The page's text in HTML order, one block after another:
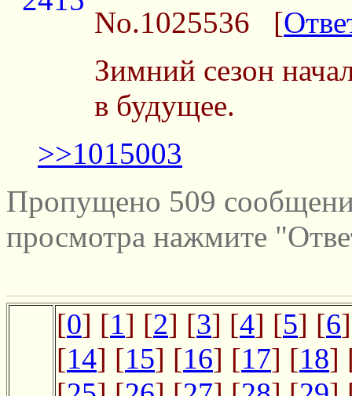
No.1025536 [
Зимний сезон
в будущее.
>>1015003
Пропущено 509
просмотра нажмите
[0] [1] [2] [3] [4] [5] [6
[14] [15] [16] [17] [18]